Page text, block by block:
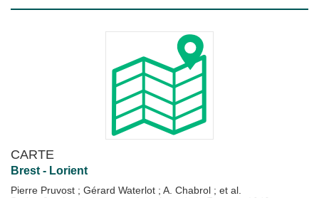
CARTE
Brest - Lorient
Pierre Pruvost ; Gérard Waterlot ; A. Chabrol ; et al.